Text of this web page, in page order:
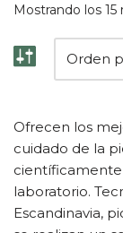
Mostrando los 15
Ofrecen los
cuidado de la
laboratorio.
Escandinavia,